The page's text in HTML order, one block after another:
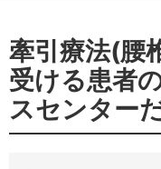
牽引療法(腰
受ける患者
スセンター